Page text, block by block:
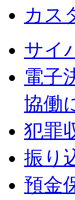
カス
サイ
電子
協働
犯罪
振り
預金